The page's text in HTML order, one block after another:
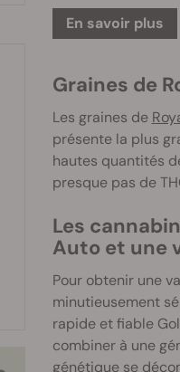
En savoir plus
Graines de
Les graines de
présente la plus
hautes quantités
presque pas de
Les
Auto et une
Pour obtenir une
minutieusement
rapide et fiable
combiner à une
génétique se